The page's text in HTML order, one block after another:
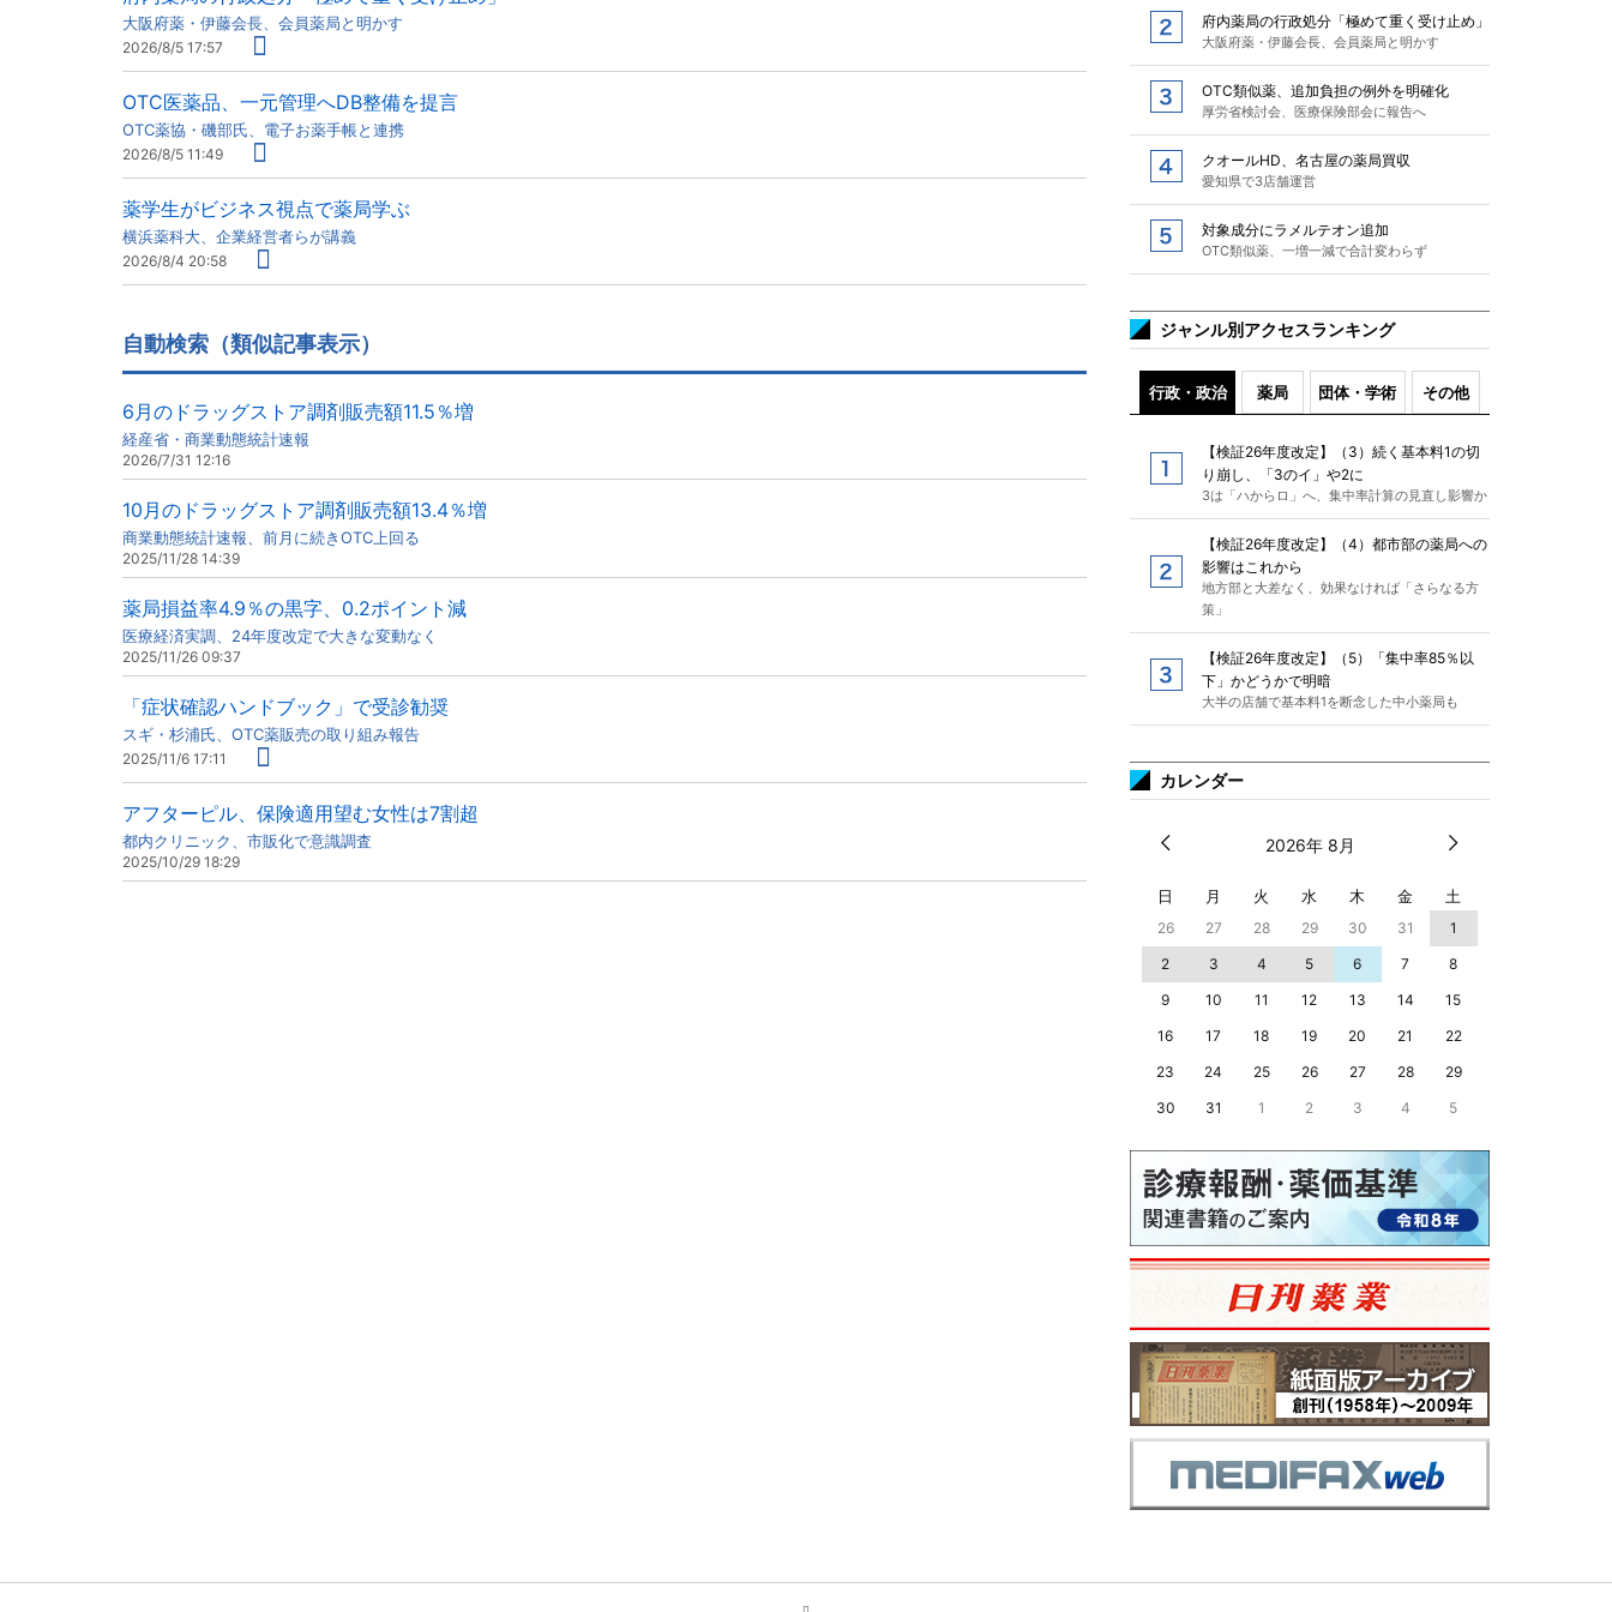
大阪府薬・伊藤会長、会員薬局と明かす
2026/8/5 17:57
OTC医薬品、一元管理へDB整備を提言
OTC薬協・磯部氏、電子お薬手帳と連携
2026/8/5 11:49
薬学生がビジネス視点で薬局学ぶ
横浜薬科大、企業経営者らが講義
2026/8/4 20:58
自動検索（類似記事表示）
6月のドラッグストア調剤販売額11.5％増
経産省・商業動態統計速報
2026/7/31 12:16
10月のドラッグストア調剤販売額13.4％増
商業動態統計速報、前月に続きOTC上回る
2025/11/28 14:39
薬局損益率4.9％の黒字、0.2ポイント減
医療経済実調、24年度改定で大きな変動なく
2025/11/26 09:37
「症状確認ハンドブック」で受診勧奨
スギ・杉浦氏、OTC薬販売の取り組み報告
2025/11/6 17:11
アフターピル、保険適用望む女性は7割超
都内クリニック、市販化で意識調査
2025/10/29 18:29
府内薬局の行政処分「極めて重く受け止め」
大阪府薬・伊藤会長、会員薬局と明かす
OTC類似薬、追加負担の例外を明確化
厚労省検討会、医療保険部会に報告へ
クオールHD、名古屋の薬局買収
愛知県で3店舗運営
対象成分にラメルテオン追加
OTC類似薬、一増一減で合計変わらず
ジャンル別アクセスランキング
行政・政治 薬局 団体・学術 その他
【検証26年度改定】（3）続く基本料1の切
り崩し、「3のイ」や2に
3は「ハからロ」へ、集中率計算の見直し影響か
【検証26年度改定】（4）都市部の薬局への
影響はこれから
地方部と大差なく、効果なければ「さらなる方
策」
【検証26年度改定】（5）「集中率85％以
下」かどうかで明暗
大半の店舗で基本料1を断念した中小薬局も
カレンダー
2026年 8月
日 月 火 水 木 金 土
26 27 28 29 30 31
1
2
3 4 5 6 7
8
9
10 11 12 13 14
15
16
17 18 19 20 21
22
23
24 25 26 27 28
29
30
31 1 2 3 4 5